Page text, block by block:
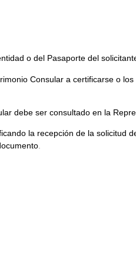
o del Pasaporte del
Consular a certificarse o
debe ser consultado en la
la recepción de la solicitud
.